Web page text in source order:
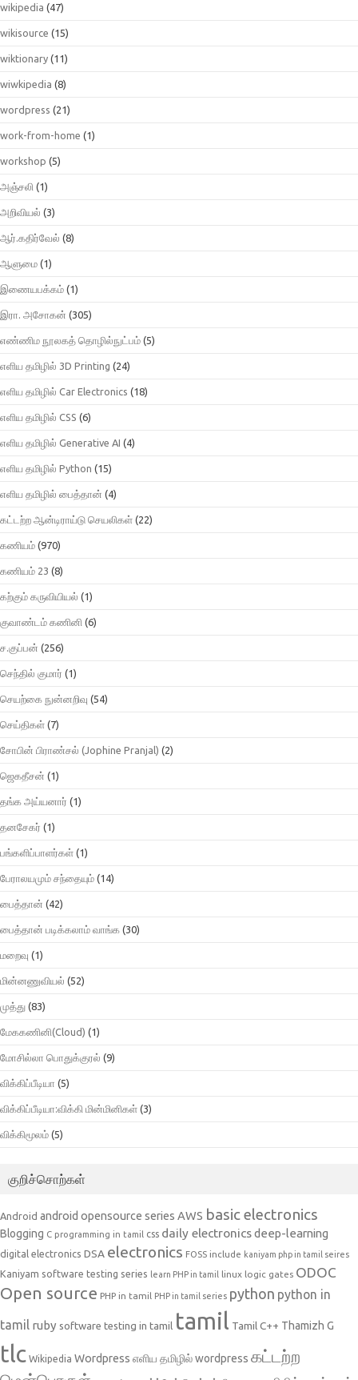
wikipedia (47)
wikisource (15)
wiktionary (11)
wiwkipedia (8)
wordpress (21)
work-from-home (1)
workshop (5)
அஞ்சலி (1)
அறிவியல் (3)
ஆர்.கதிர்வேல் (8)
ஆளுமை (1)
இணையபக்கம் (1)
இரா. அசோகன் (305)
எண்ணிம நூலகத் தொழில்நுட்பம் (5)
எளிய தமிழில் 3D Printing (24)
எளிய தமிழில் Car Electronics (18)
எளிய தமிழில் CSS (6)
எளிய தமிழில் Generative AI (4)
எளிய தமிழில் Python (15)
எளிய தமிழில் பைத்தான் (4)
கட்டற்ற ஆன்டிராய்டு செயலிகள் (22)
கணியம் (970)
கணியம் 23 (8)
கற்கும் கருவியியல் (1)
குவாண்டம் கணினி (6)
ச.குப்பன் (256)
செந்தில் குமார் (1)
செயற்கை நுன்னறிவு (54)
செய்திகள் (7)
சோபின் பிராண்சல் (Jophine Pranjal) (2)
ஜெகதீசன் (1)
தங்க அய்யனார் (1)
தனசேகர் (1)
பங்களிப்பாளர்கள் (1)
பேராலயமும் சந்தையும் (14)
பைத்தான் (42)
பைத்தான் படிக்கலாம் வாங்க (30)
மறைவு (1)
மின்னணுவியல் (52)
முத்து (83)
மேககணினி(Cloud) (1)
மோசில்லா பொதுக்குரல் (9)
விக்கிப்பீடியா (5)
விக்கிப்பீடியா:விக்கி மின்மினிகள் (3)
விக்கிமூலம் (5)
குறிச்சொற்கள்
Android android opensource series AWS basic electronics
Blogging C programming in tamil css daily electronicsdeep-learning
digital electronics DSA electronics FOSS include kaniyam php in tamil seires
Kaniyam software testing series learn PHP in tamil linux logic gates ODOC
Open source PHP in tamil PHP in tamil series python python in
tamil ruby software testing in tamil tamil Tamil C++ Thamizh G
tlc Wikipedia Wordpress எளிய தமிழில் wordpress கட்டற்ற